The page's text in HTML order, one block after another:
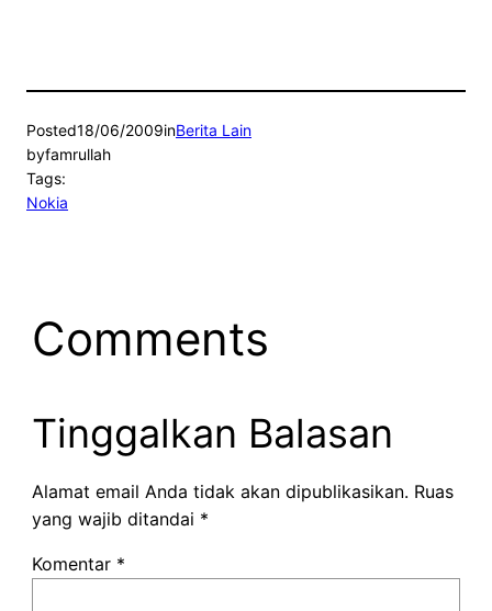
Posted18/06/2009inBerita Lain
byfamrullah
Tags:
Nokia
Comments
Tinggalkan Balasan
Alamat email Anda tidak akan dipublikasikan. Ruas
yang wajib ditandai *
Komentar *